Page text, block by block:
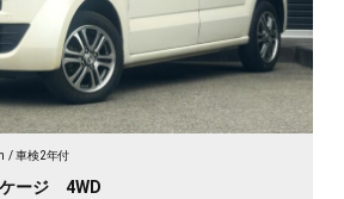
車検2年付
ージ 4WD